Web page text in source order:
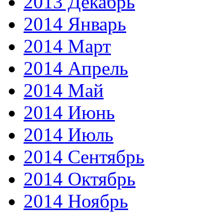
2014 Январь
2014 Март
2014 Апрель
2014 Май
2014 Июнь
2014 Июль
2014 Сентябрь
2014 Октябрь
2014 Ноябрь